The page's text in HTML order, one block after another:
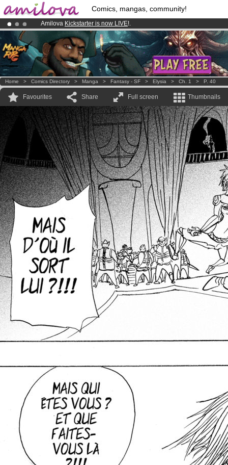
Comics, mangas, community!
Amilova Kickstarter is now LIVE!.
Premium membership from3.95 eurosper month !Get membership
Already 100000 membersand 1000 comics & mangas!.
Home > Comics Directory > Manga > Fantasy - SF > Elysia > Ch. 1 > P. 40
Favourites Share Full screen Thumbnails